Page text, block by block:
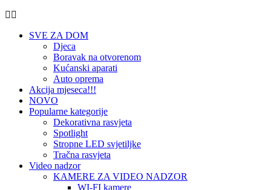
SVE ZA DOM
Djeca
Boravak na otvorenom
Kućanski aparati
Auto oprema
Akcija mjeseca!!!
NOVO
Popularne kategorije
Dekorativna rasvjeta
Spotlight
Stropne LED svjetiljke
Tračna rasvjeta
Video nadzor
KAMERE ZA VIDEO NADZOR
WI-FI kamere